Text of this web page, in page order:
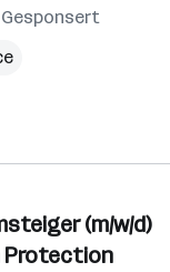
Gesponsert
(m/w/d)
Protection